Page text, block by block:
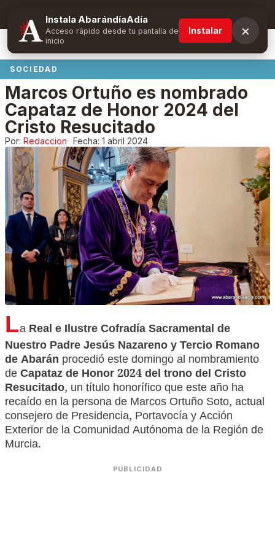
Suscríbete y obtén ventajas exclusivas
SOCIEDAD
Marcos Ortuño es nombrado
Capataz de Honor 2024 del
Cristo Resucitado
Por: Redaccion Fecha: 1 abril 2024
La Real e Ilustre Cofradía Sacramental de
Nuestro Padre Jesús Nazareno y Tercio Romano
de Abarán procedió este domingo al nombramiento
deCapataz de Honor 2024 del trono del Cristo
Resucitado, un título honorífico que este año ha
recaído en la persona de Marcos Ortuño Soto, actual
consejero de Presidencia, Portavocía y Acción
Exterior de la Comunidad Autónoma de la Región de
Murcia.
PUBLICIDAD
Instala AbarándíaAdía
Acceso rápido desde tu pantalla de
inicio
Instalar ×